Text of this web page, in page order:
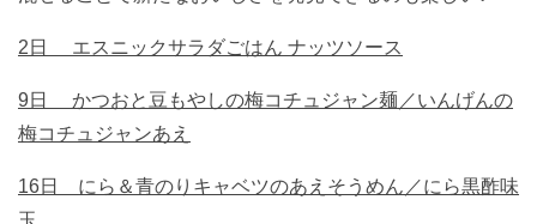
2日 エスニックサラダごはん ナッツソース
9日 かつおと豆もやしの梅コチュジャン麺／いんげんの
梅コチュジャンあえ
16日 にら＆青のりキャベツのあえそうめん／にら黒酢味